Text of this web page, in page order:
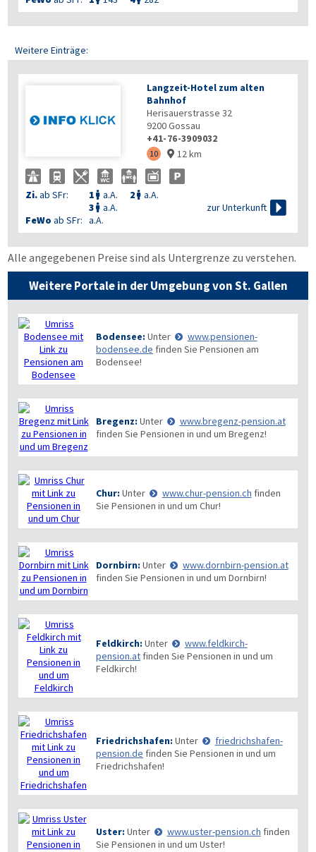
Weitere Einträge:
Langzeit-Hotel zum alten
Bahnhof
Herisauerstrasse 32
9200Gossau
+41-76-3909032
10  12 km
Zi.ab SFr: 1  a.A. 2  a.A.
3  a.A.
FeWo ab SFr: a.A.
zur Unterkunft 
Alle angegebenen Preise sind als Untergrenze zu verstehen.
Weitere Portale in der Umgebung von St. Gallen
Bodensee: Unter
www.pensionen-
bodensee.de finden Sie Pensionen am
Bodensee!
Bregenz: Unter
www.bregenz-pension.at
finden Sie Pensionen in und um Bregenz!
Chur: Unter www.chur-pension.ch finden
Sie Pensionen in und um Chur!
Dornbirn: Unter
www.dornbirn-pension.at
finden Sie Pensionen in und um Dornbirn!
Feldkirch: Unter
www.feldkirch-
pension.at finden Sie Pensionen in und um
Feldkirch!
Friedrichshafen: Unter
friedrichshafen-
pension.de finden Sie Pensionen in und um
Friedrichshafen!
Uster: Unter www.uster-pension.ch finden
Sie Pensionen in und um Uster!